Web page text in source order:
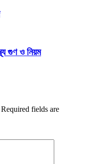
গুণ ও নিয়ম
Required fields are